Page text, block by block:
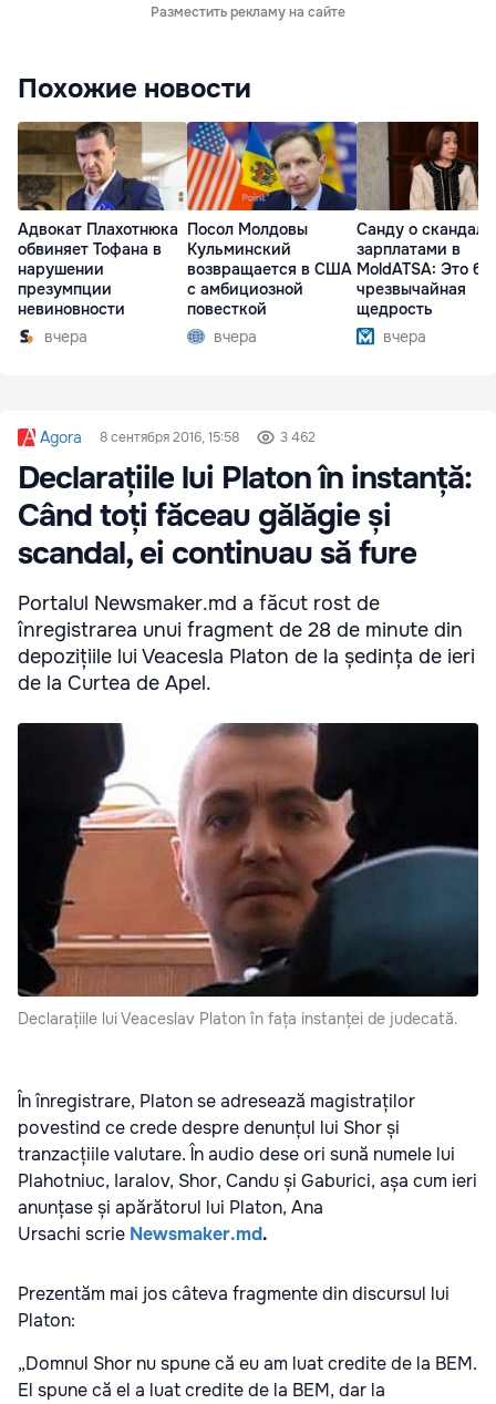
Разместить рекламу на сайте
Похожие новости
Адвокат Плахотнюка
обвиняет Тофана в
нарушении
презумпции
невиновности
вчера
Посол Молдовы
Кульминский
возвращается в США
с амбициозной
повесткой
вчера
Санду о
зарплатами в
MoldATSA: Это
чрезвычайная
щедрость
вчера
Agora 8 сентября 2016, 15:58 3 462
Declarațiile lui Platon în instanță:
Când toți făceau gălăgie și
scandal, ei continuau să fure
Portalul Newsmaker.md a făcut rost de
înregistrarea unui fragment de 28 de minute din
depozițiile lui Veacesla Platon de la ședința de ieri
de la Curtea de Apel.
Declarațiile lui Veaceslav Platon în fața instanței de judecată.
În înregistrare, Platon se adresează magistraților
povestind ce crede despre denunțul lui Shor și
tranzacțiile valutare. În audio dese ori sună numele lui
Plahotniuc, Iaralov, Shor, Candu și Gaburici, așa cum ieri
anunțase și apărătorul lui Platon, Ana
Ursachi scrie Newsmaker.md.
Prezentăm mai jos câteva fragmente din discursul lui
Platon:
„Domnul Shor nu spune că eu am luat credite de la BEM.
El spune că el a luat credite de la BEM, dar la